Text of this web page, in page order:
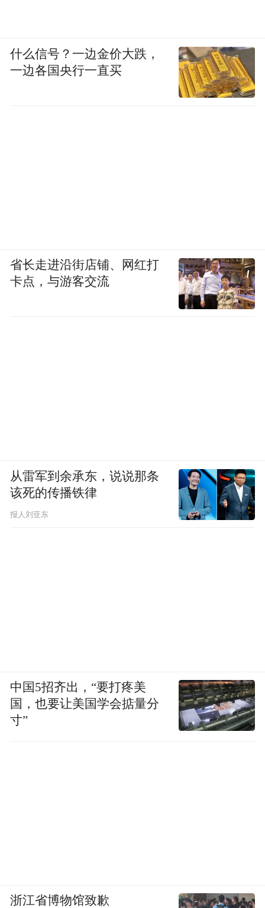
什么信号？一边金价大跌，
一边各国央行一直买
省长走进沿街店铺、网红打
卡点，与游客交流
从雷军到余承东，说说那条
该死的传播铁律
报人刘亚东
中国5招齐出，“要打疼美
国，也要让美国学会掂量分
寸”
浙江省博物馆致歉